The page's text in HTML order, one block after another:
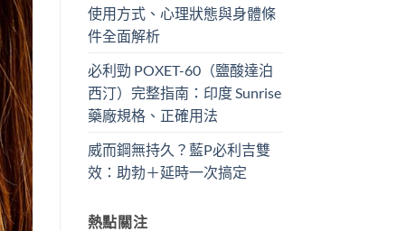
使用方式、心理狀態與身體條
件全面解析
必利勁 POXET-60（鹽酸達泊
西汀）完整指南：印度 Sunrise
藥廠規格、正確用法
威而鋼無持久？藍P必利吉雙
效：助勃＋延時一次搞定
熱點關注